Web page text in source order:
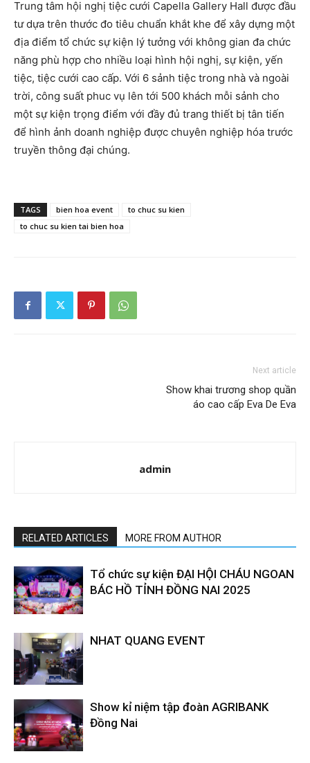
Trung tâm hội nghị tiệc cưới Capella Gallery Hall được đầu
tư dựa trên thước đo tiêu chuẩn khắt khe để xây dựng một
địa điểm tổ chức sự kiện lý tưởng với không gian đa chức
năng phù hợp cho nhiều loại hình hội nghị, sự kiện, yến
tiệc, tiệc cưới cao cấp. Với 6 sảnh tiệc trong nhà và ngoài
trời, công suất phuc vụ lên tới 500 khách mỗi sảnh cho
một sự kiện trọng điểm với đầy đủ trang thiết bị tân tiến
để hình ảnh doanh nghiệp được chuyên nghiệp hóa trước
truyền thông đại chúng.
TAGS bien hoa event
to chuc su kien
to chuc su kien tai bien hoa
Next article
Show khai trương shop quần
áo cao cấp Eva De Eva
admin
RELATED ARTICLES MORE FROM AUTHOR
Tổ chức sự kiện ĐẠI HỘI CHÁU NGOAN
BÁC HỒ TỈNH ĐỒNG NAI 2025
NHAT QUANG EVENT
Show kỉ niệm tập đoàn AGRIBANK
Đồng Nai